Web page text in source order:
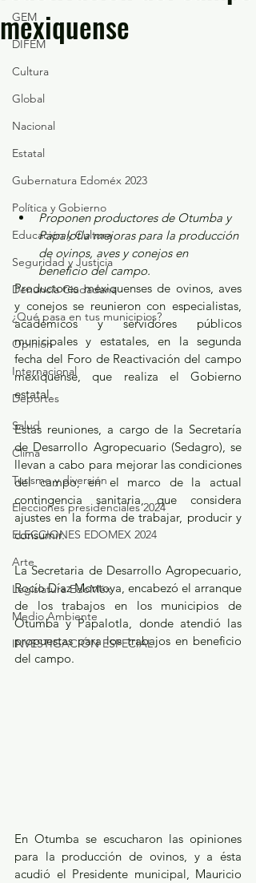
GEM
DIFEM
Cultura
Global
Nacional
Estatal
Gubernatura Edoméx 2023
Política y Gobierno
Educación y Cultura
Seguridad y Justicia
Denuncia Ciudadana
¿Qué pasa en tus municipios?
Opinión
Internacional
Deportes
Salud
Clima
Turismo y diversión
Elecciones presidenciales 2024
ELECCIONES EDOMEX 2024
Arte
Legislatura EdoMéx
Medio Ambiente
INVESTIGACIÓN ESPECIAL
mexiquense
Proponen productores de Otumba y
Papalotla mejoras para la producción
de ovinos, aves y conejos en
beneficio del campo.
Productores mexiquenses de ovinos, aves
y conejos se reunieron con especialistas,
académicos y servidores públicos
municipales y estatales, en la segunda
fecha del Foro de Reactivación del campo
mexiquense, que realiza el Gobierno
estatal.
Estas reuniones, a cargo de la Secretaría
de Desarrollo Agropecuario (Sedagro), se
llevan a cabo para mejorar las condiciones
del campo, en el marco de la actual
contingencia sanitaria, que considera
ajustes en la forma de trabajar, producir y
consumir.
La Secretaria de Desarrollo Agropecuario,
Rocío Díaz Montoya, encabezó el arranque
de los trabajos en los municipios de
Otumba y Papalotla, donde atendió las
propuestas para los trabajos en beneficio
del campo.
En Otumba se escucharon las opiniones
para la producción de ovinos, y a ésta
acudió el Presidente municipal, Mauricio